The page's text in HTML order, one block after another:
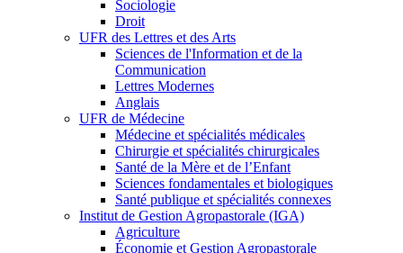
Sociologie
Droit
UFR des Lettres et des Arts
Sciences de l'Information et de la
Communication
Lettres Modernes
Anglais
UFR de Médecine
Médecine et spécialités médicales
Chirurgie et spécialités chirurgicales
Santé de la Mère et de l’Enfant
Sciences fondamentales et biologiques
Santé publique et spécialités connexes
Institut de Gestion Agropastorale (IGA)
Agriculture
Économie et Gestion Agropastorale